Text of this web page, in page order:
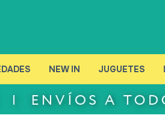
NEW IN JUGUETES